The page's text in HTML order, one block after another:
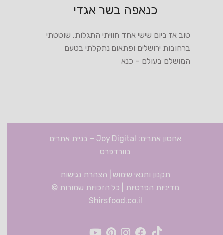
כנאפה בשר אגדי
טוב אז ביום שישי אחד חוויתי התגלות, שוטטתי
ברחובות ירושלים ופתאום נתקלתי בטעם
המושלם בעולם – כנא
אחסון אתרים: Joy Digital – בניית אתרים
בוורדפרס
תקנון ותנאי שימוש
הצהרת נגישות
מדיניות הפרטיות | כל הזכויות שמורות ©
Shirsfood.co.il